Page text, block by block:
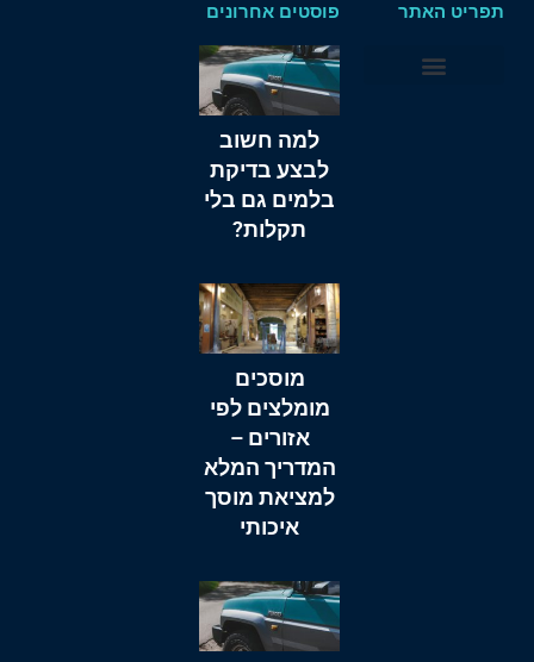
תפריט האתר פוסטים אחרונים
למה חשוב
לבצע בדיקת
בלמים גם בלי
תקלות?
מוסכים
מומלצים לפי
אזורים –
המדריך המלא
למציאת מוסך
איכותי